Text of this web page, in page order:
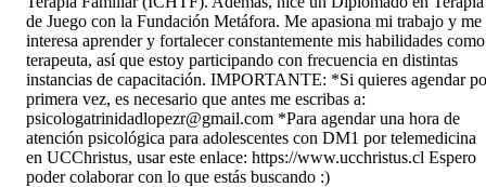
de Juego con la Fundación Metáfora. Me apasiona mi trabajo y me
interesa aprender y fortalecer constantemente mis habilidades como
terapeuta, así que estoy participando con frecuencia en distintas
instancias de capacitación. IMPORTANTE: *Si quieres agendar
primera vez, es necesario que antes me escribas a:
psicologatrinidadlopezr@gmail.com *Para agendar una hora de
atención psicológica para adolescentes con DM1 por telemedicina
en UCChristus, usar este enlace: https://www.ucchristus.cl Espero
poder colaborar con lo que estás buscando :)